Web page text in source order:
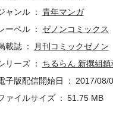
ャンル
青年マンガ
ーベル
ゼノンコミックス
載誌
月刊コミックゼノン
リーズ
ちるらん 新撰組鎮
子版配信開始日
2017/08/
ァイルサイズ
51.75 MB